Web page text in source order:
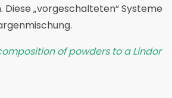
„vorgeschalteten“ Systeme
of powders to a Lindor